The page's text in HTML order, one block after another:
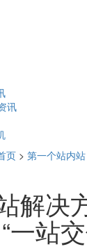
讯
页 > 第一个站内站
解决
站交